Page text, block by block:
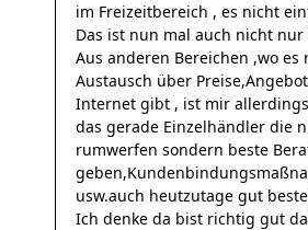
im Freizeitbereich , es nicht
Das ist nun mal auch nicht
Aus anderen Bereichen ,wo es
Austausch über
Internet gibt , ist mir
das gerade Einzelhändler die
rumwerfen sondern beste
usw.auch heutzutage gut
Ich denke da bist richtig gut